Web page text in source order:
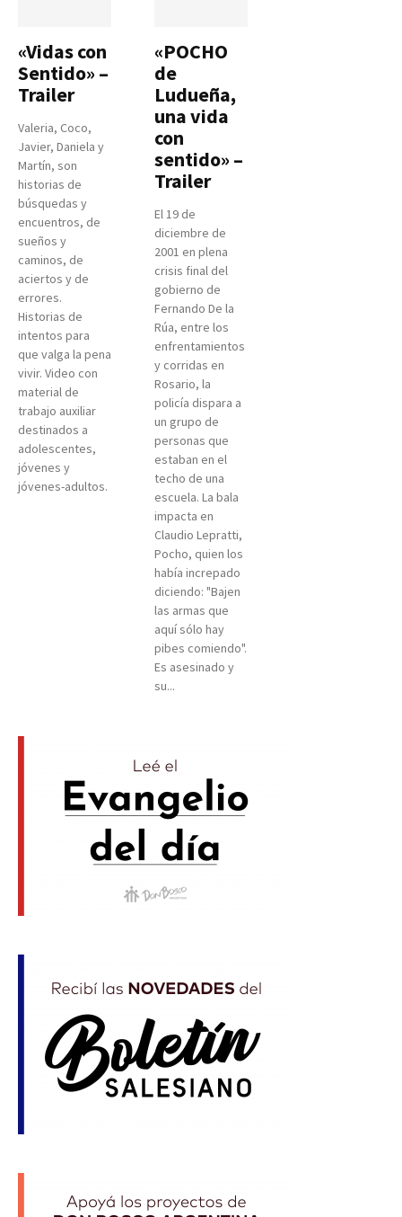
«Vidas con
Sentido» –
Trailer
Valeria, Coco,
Javier, Daniela y
Martín, son
historias de
búsquedas y
encuentros, de
sueños y
caminos, de
aciertos y de
errores.
Historias de
intentos para
que valga la pena
vivir. Video con
material de
trabajo auxiliar
destinados a
adolescentes,
jóvenes y
jóvenes-adultos.
«POCHO
de
Ludueña,
una vida
con
sentido» –
Trailer
El 19 de
diciembre de
2001 en plena
crisis final del
gobierno de
Fernando De la
Rúa, entre los
enfrentamientos
y corridas en
Rosario, la
policía dispara a
un grupo de
personas que
estaban en el
techo de una
escuela. La bala
impacta en
Claudio Lepratti,
Pocho, quien los
había increpado
diciendo: "Bajen
las armas que
aquí sólo hay
pibes comiendo".
Es asesinado y
su...